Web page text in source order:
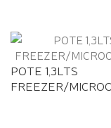
POTE 1,3LTS
FREEZER/